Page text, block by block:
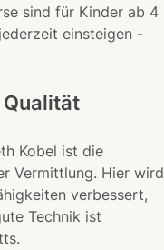
sind für Kinder ab 4
einsteigen -
Kobel ist die
Vermittlung. Hier wird
verbessert,
Technik ist